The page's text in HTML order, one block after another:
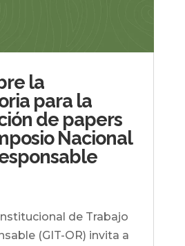
la
para la
de papers
Nacional
de Trabajo
(GIT-OR) invita a